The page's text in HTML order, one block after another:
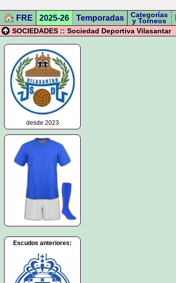
FRE 2025-26 Temporadas Categorías
y Torneos
SOCIEDADES :: Sociedad Deportiva Vilasantar
desde 2023
Escudos anteriores: